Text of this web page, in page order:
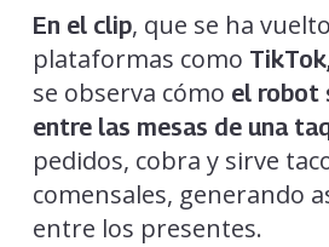
En el clip, que se ha
plataformas como
se observa cómo el robot
entre las mesas de una
pedidos, cobra y sirve
comensales, generando
entre los presentes.